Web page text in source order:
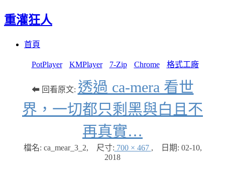
重灌狂人
首頁
PotPlayer KMPlayer 7-Zip Chrome 格式工廠
⬅ 回看原文: 透過 ca-mera 看世
界，一切都只剩黑與白且不
再真實…
檔名: ca_mear_3_2, 尺寸: 700 × 467 , 日期: 02-10,
2018